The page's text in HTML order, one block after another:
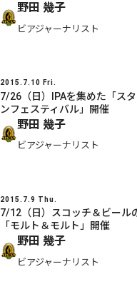
野田 幾子
ビアジャーナリスト
2015.7.10 Fri.
7/26（日）IPAを集めた「ス
ンフェスティバル」開催
野田 幾子
ビアジャーナリスト
2015.7.9 Thu.
7/12（日）スコッチ＆ビール
「モルト＆モルト」開催
野田 幾子
ビアジャーナリスト